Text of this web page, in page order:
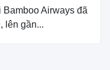
Airways đã
lên gần...